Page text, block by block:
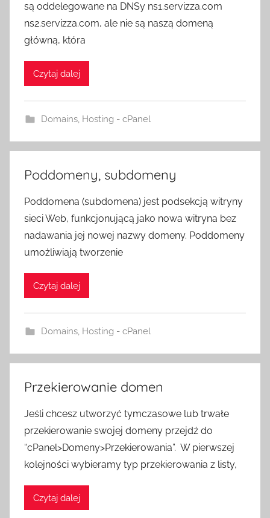
są oddelegowane na DNSy ns1.servizza.com
ns2.servizza.com, ale nie są naszą domeną
główną, która
Czytaj dalej
Domains, Hosting - cPanel
Poddomeny, subdomeny
Poddomena (subdomena) jest podsekcją witryny
sieci Web, funkcjonującą jako nowa witryna bez
nadawania jej nowej nazwy domeny. Poddomeny
umożliwiają tworzenie
Czytaj dalej
Domains, Hosting - cPanel
Przekierowanie domen
Jeśli chcesz utworzyć tymczasowe lub trwałe
przekierowanie swojej domeny przejdź do
“cPanel>Domeny>Przekierowania”. W pierwszej
kolejności wybieramy typ przekierowania z listy,
Czytaj dalej